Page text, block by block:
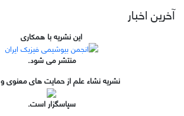
آخرین اخبار
این نشریه با همکاری
منتشر می شود.
نشریه نشاء علم از حمایت های معنوی
سپاسگزار است.